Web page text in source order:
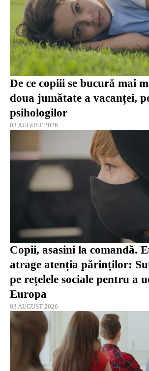
De ce copiii se bucură mai
doua jumătate a vacanței,
psihologilor
03 AUGUST 2026
Copii, asasini la comandă.
atrage atenția părinților:
pe rețelele sociale pentru a
Europa
03 AUGUST 2026